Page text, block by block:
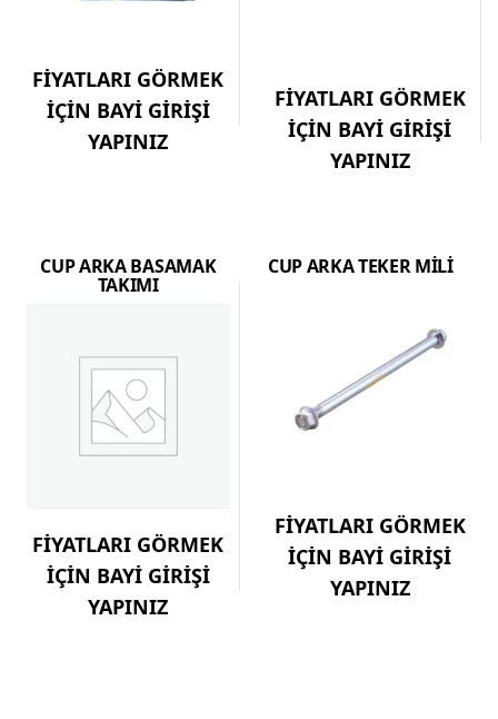
FİYATLARI GÖRMEK
İÇİN BAYİ GİRİŞİ
YAPINIZ
FİYATLARI GÖRMEK
İÇİN BAYİ GİRİŞİ
YAPINIZ
CUP ARKA BASAMAK
TAKIMI
FİYATLARI GÖRMEK
İÇİN BAYİ GİRİŞİ
YAPINIZ
CUP ARKA TEKER MİLİ
FİYATLARI GÖRMEK
İÇİN BAYİ GİRİŞİ
YAPINIZ